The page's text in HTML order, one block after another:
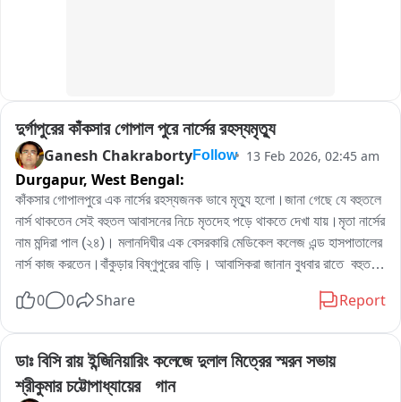
দুর্গাপুরের কাঁকসার গোপাল পুরে নার্সের রহস্যমৃত্যু
Ganesh ChakrabortyFollow 13 Feb 2026, 02:45 am
Durgapur, West Bengal:
কাঁকসার গোপালপুরে এক নার্সের রহস্যজনক ভাবে মৃত্যু হলো।জানা গেছে যে বহুতলে
নার্স থাকতেন সেই বহুতল আবাসনের নিচে মৃতদেহ পড়ে থাকতে দেখা যায়।মৃতা নার্সের
নাম মন্দিরা পাল (২৪)। মলানদিঘীর এক বেসরকারি মেডিকেল কলেজ এন্ড হাসপাতালের
নার্স কাজ করতেন।বাঁকুড়ার বিষ্ণুপুরের বাড়ি। আবাসিকরা জানান বুধবার রাতে  বহুতল
পিছনে অন্যরহস্য রয়েছে পুলিশ গোটা ঘটনার তদন্ত শুরু করেছে।মৃতদেহ উদ্ধার
0 0 Share Report
ডাঃ বিসি রায় ইন্জিনিয়ারিং কলেজে দুলাল মিত্রের স্মরন সভায়
শ্রীকুমার চট্টোপাধ্যায়ের   গান